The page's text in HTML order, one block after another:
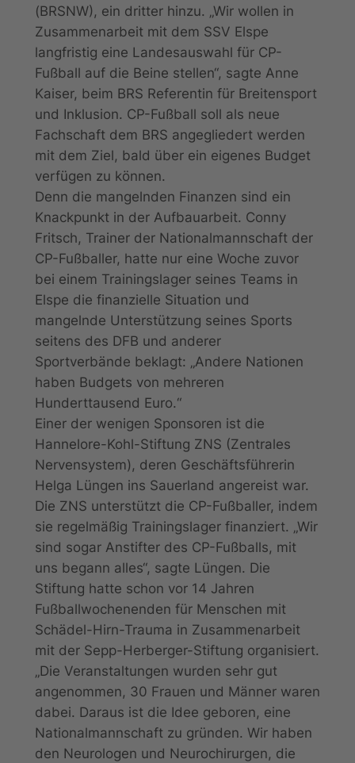
(BRSNW), ein dritter hinzu. „Wir wollen in
Zusammenarbeit mit dem SSV Elspe
langfristig eine Landesauswahl für CP-
Fußball auf die Beine stellen“, sagte Anne
Kaiser, beim BRS Referentin für Breitensport
und Inklusion. CP-Fußball soll als neue
Fachschaft dem BRS angegliedert werden
mit dem Ziel, bald über ein eigenes Budget
verfügen zu können.
Denn die mangelnden Finanzen sind ein
Knackpunkt in der Aufbauarbeit. Conny
Fritsch, Trainer der Nationalmannschaft der
CP-Fußballer, hatte nur eine Woche zuvor
bei einem Trainingslager seines Teams in
Elspe die finanzielle Situation und
mangelnde Unterstützung seines Sports
seitens des DFB und anderer
Sportverbände beklagt: „Andere Nationen
haben Budgets von mehreren
Hunderttausend Euro.“
Einer der wenigen Sponsoren ist die
Hannelore-Kohl-Stiftung ZNS (Zentrales
Nervensystem), deren Geschäftsführerin
Helga Lüngen ins Sauerland angereist war.
Die ZNS unterstützt die CP-Fußballer, indem
sie regelmäßig Trainingslager finanziert. „Wir
sind sogar Anstifter des CP-Fußballs, mit
uns begann alles“, sagte Lüngen. Die
Stiftung hatte schon vor 14 Jahren
Fußballwochenenden für Menschen mit
Schädel-Hirn-Trauma in Zusammenarbeit
mit der Sepp-Herberger-Stiftung organisiert.
„Die Veranstaltungen wurden sehr gut
angenommen, 30 Frauen und Männer waren
dabei. Daraus ist die Idee geboren, eine
Nationalmannschaft zu gründen. Wir haben
den Neurologen und Neurochirurgen, die